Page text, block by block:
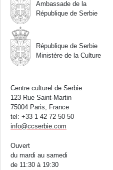
Ambassade de la
République de Serbie
République de Serbie
Ministère de la Culture
Centre culturel de Serbie
123 Rue Saint-Martin
75004 Paris, France
tel: +33 1 42 72 50 50
info@ccserbie.com
Ouvert
du mardi au samedi
de 11:30 à 19:30